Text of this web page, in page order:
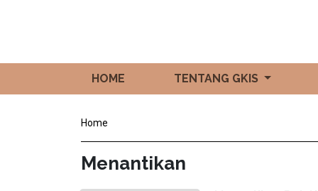
HOME TENTANG GKIS
Home
Menantikan